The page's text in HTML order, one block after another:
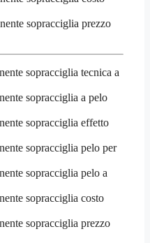
sopracciglia prezzo
sopracciglia tecnica a
sopracciglia a pelo
sopracciglia effetto
sopracciglia pelo per
sopracciglia pelo a
sopracciglia costo
sopracciglia prezzo